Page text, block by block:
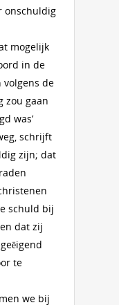
onschuldig
mogelijk
in de
volgens de
zou gaan
was’
schrijft
zijn; dat
schuld bij
dat zij
te
we bij